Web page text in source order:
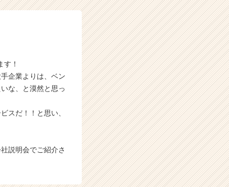
！
企業よりは、ベン
な、と漠然と思っ
スだ！！と思い、
説明会でご紹介さ